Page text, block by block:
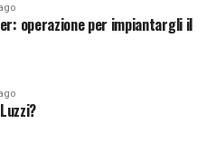
operazione per impiantargli il